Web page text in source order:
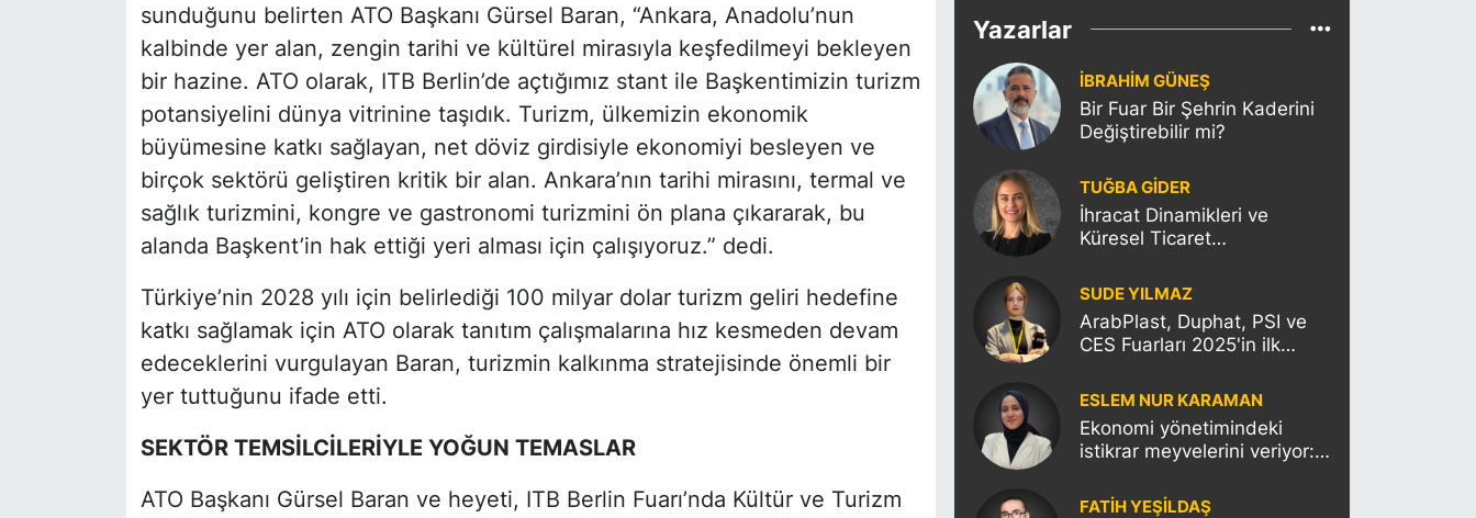
sunduğunu belirten ATO Başkanı Gürsel Baran, “Ankara, Anadolu’nun
kalbinde yer alan, zengin tarihi ve kültürel mirasıyla keşfedilmeyi bekleyen
bir hazine. ATO olarak, ITB Berlin’de açtığımız stant ile Başkentimizin turizm
potansiyelini dünya vitrinine taşıdık. Turizm, ülkemizin ekonomik
büyümesine katkı sağlayan, net döviz girdisiyle ekonomiyi besleyen ve
birçok sektörü geliştiren kritik bir alan. Ankara’nın tarihi mirasını, termal ve
sağlık turizmini, kongre ve gastronomi turizmini ön plana çıkararak, bu
alanda Başkent’in hak ettiği yeri alması için çalışıyoruz.” dedi.
Türkiye’nin 2028 yılı için belirlediği 100 milyar dolar turizm geliri hedefine
katkı sağlamak için ATO olarak tanıtım çalışmalarına hız kesmeden devam
edeceklerini vurgulayan Baran, turizmin kalkınma stratejisinde önemli bir
yer tuttuğunu ifade etti.
SEKTÖR TEMSİLCİLERİYLE YOĞUN TEMASLAR
ATO Başkanı Gürsel Baran ve heyeti, ITB Berlin Fuarı’nda Kültür ve Turizm
Yazarlar
İBRAHİM GÜNEŞ
Bir Fuar Bir Şehrin Kaderini
Değiştirebilir mi?
TUĞBA GİDER
İhracat Dinamikleri ve
Küresel Ticaret
Etkisi
SUDE YILMAZ
ArabPlast, Duphat, PSI ve
CES Fuarları 2025'in ilk
vuracak
ESLEM NUR KARAMAN
Ekonomi yönetimindeki
istikrar meyvelerini veriyor:
notunu yükseltti!
FATIH YEŞİLDAŞ